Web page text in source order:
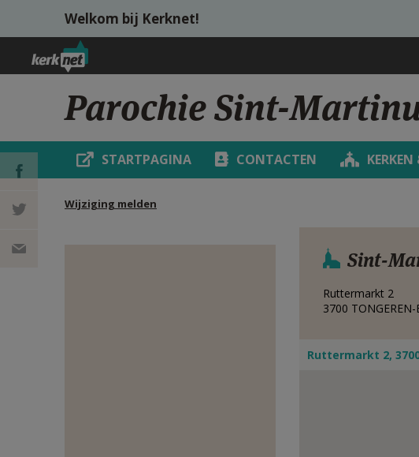
Overslaan en naar de inhoud gaan
Welkom bij Kerknet!
Parochie Sint-
STARTPAGINA CONTACTEN
Wijziging melden
DEEL OP
FACEBOOK
DEEL OP Sint-
Ruttermarkt 2
3700
Ruttermarkt 2, 3700